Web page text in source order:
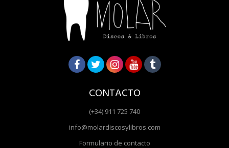
CONTACTO
(+34) 911 725 740
info@molardiscosylibros.com
Formulario de contacto